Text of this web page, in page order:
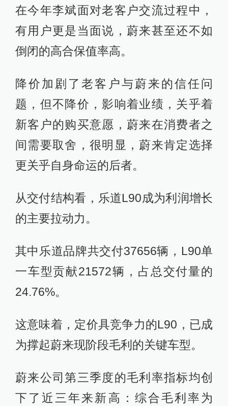
在今年李斌面对老客户交流过程中，
有用户更是当面说，蔚来甚至还不如
倒闭的高合保值率高。
降价加剧了老客户与蔚来的信任问
题，但不降价，影响着业绩，关乎着
新客户的购买意愿，蔚来在消费者之
间需要取舍，很明显，蔚来肯定选择
更关乎自身命运的后者。
从交付结构看，乐道L90成为利润增长
的主要拉动力。
其中乐道品牌共交付37656辆，L90单
一车型贡献21572辆，占总交付量的
24.76%。
这意味着，定价具竞争力的L90，已成
为撑起蔚来现阶段毛利的关键车型。
蔚来公司第三季度的毛利率指标均创
下了近三年来新高：综合毛利率为